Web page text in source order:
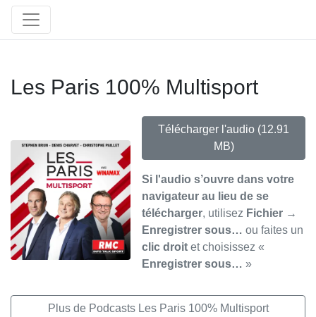
Les Paris 100% Multisport
Télécharger l'audio (12.91
MB)
Si l'audio s’ouvre dans votre
navigateur au lieu de se
télécharger, utilisez Fichier →
Enregistrer sous… ou faites un
clic droit et choisissez «
Enregistrer sous… »
Plus de Podcasts Les Paris 100% Multisport